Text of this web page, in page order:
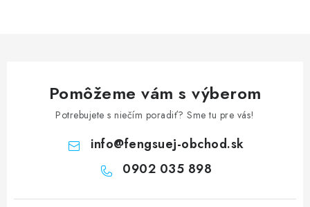
Pomôžeme vám s výberom
Potrebujete s niečím poradiť? Sme tu pre vás!
info@fengsuej-obchod.sk
0902 035 898